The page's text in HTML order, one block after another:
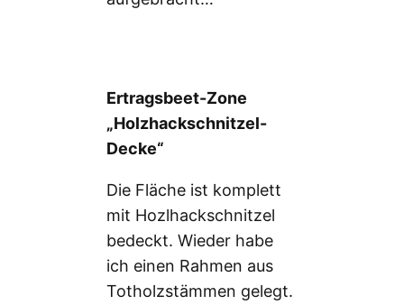
Ertragsbeet-Zone
„Holzhackschnitzel-
Decke“
Die Fläche ist komplett
mit Hozlhackschnitzel
bedeckt. Wieder habe
ich einen Rahmen aus
Totholzstämmen gelegt.